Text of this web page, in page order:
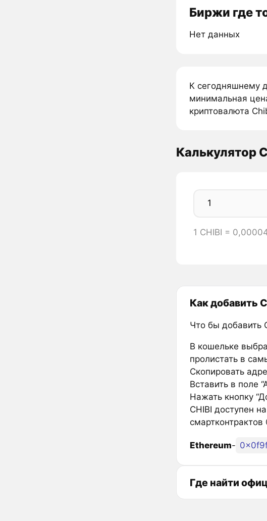
Биржи где
Нет данных
К сегодняшнему
минимальная
криптовалюта
Калькулятор
1 CHIBI =
Как добавить
Что бы добавить
В кошельке
пролистать в
Скопировать
Вставить в поле
Нажать кнопку
CHIBI доступен
Ethereum-
Где найти